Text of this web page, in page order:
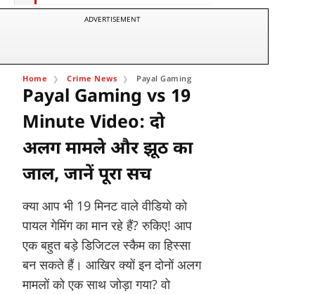
ADVERTISEMENT
Home Crime News Payal Gaming vs 19 Minute Video: दो अलग
Payal Gaming vs 19
Minute Video: दो
अलग मामले और झूठ का
जाल, जानें पूरा सच
क्या आप भी 19 मिनट वाले वीडियो को
पायल गेमिंग का मान रहे हैं? रुकिए! आप
एक बहुत बड़े डिजिटल स्कैम का हिस्सा
बन सकते हैं। आखिर क्यों इन दोनों अलग
मामलों को एक साथ जोड़ा गया? वो